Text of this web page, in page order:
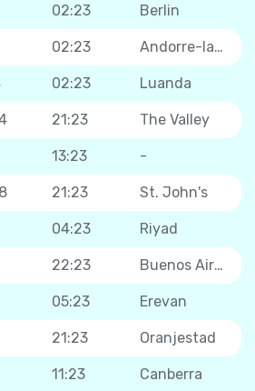
02:23 Berlin
02:23 Andorre-la-Vieille
02:23 Luanda
21:23 The Valley
13:23 -
21:23 St. John's
04:23 Riyad
22:23 Buenos Aires
05:23 Erevan
21:23 Oranjestad
11:23 Canberra